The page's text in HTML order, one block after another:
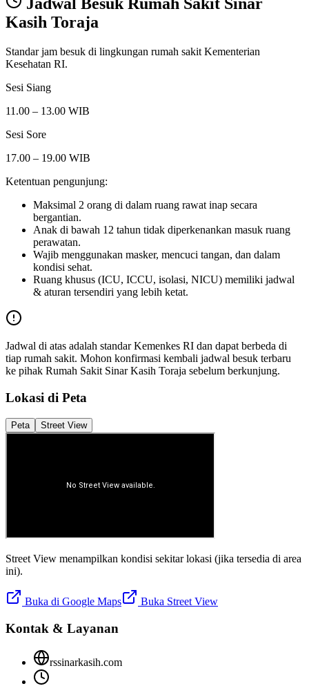
Kasih Toraja
Standar jam besuk di lingkungan rumah sakit Kementerian
Kesehatan RI.
Sesi Siang
11.00 – 13.00 WIB
Sesi Sore
17.00 – 19.00 WIB
Ketentuan pengunjung:
Maksimal 2 orang di dalam ruang rawat inap secara
bergantian.
Anak di bawah 12 tahun tidak diperkenankan masuk ruang
perawatan.
Wajib menggunakan masker, mencuci tangan, dan dalam
kondisi sehat.
Ruang khusus (ICU, ICCU, isolasi, NICU) memiliki jadwal
& aturan tersendiri yang lebih ketat.
Jadwal di atas adalah standar Kemenkes RI dan dapat berbeda di
tiap rumah sakit. Mohon konfirmasi kembali jadwal besuk terbaru
ke pihak Rumah Sakit Sinar Kasih Toraja sebelum berkunjung.
Lokasi di Peta
Peta Street View
Street View menampilkan kondisi sekitar lokasi (jika tersedia di area
ini).
Buka di Google Maps Buka Street View
Kontak & Layanan
rssinarkasih.com